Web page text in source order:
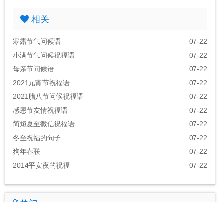
相关
寒露节气问候语
07-22
小满节气问候祝福语
07-22
母亲节问候语
07-22
2021元宵节祝福语
07-22
2021腊八节问候祝福语
07-22
感恩节友情祝福语
07-22
简短夏至微信祝福语
07-22
冬至祝福的句子
07-22
狗年春联
07-22
2014平安夜的祝福
07-22